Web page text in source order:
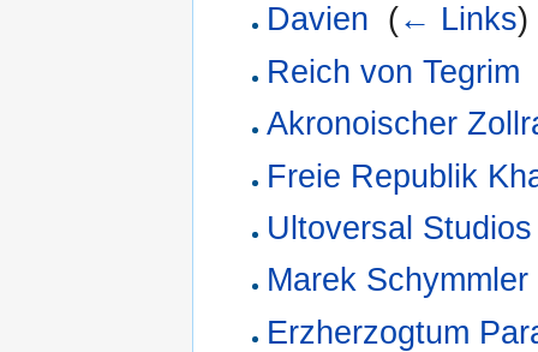
Davien (← Links)
Reich von Tegrim
Akronoischer
Freie Republik
Ultoversal Studios
Marek Schymmler
Erzherzogtum